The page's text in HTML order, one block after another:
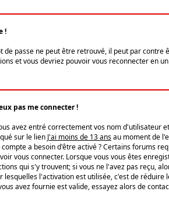
!
de passe ne peut être retrouvé, il peut par
et vous devriez pouvoir vous reconnecter en
pas me connecter !
avez entré correctement vos nom d'utilisateur
sur le lien J'ai moins de 13 ansau moment de
a besoin d'être activé ? Certains forums
vous connecter. Lorsque vous vous êtes
qui s'y trouvent; si vous ne l'avez pas reçu,
lesquelles l'activation est utilisée, c'est de
avez fournie est valide, essayez alors de